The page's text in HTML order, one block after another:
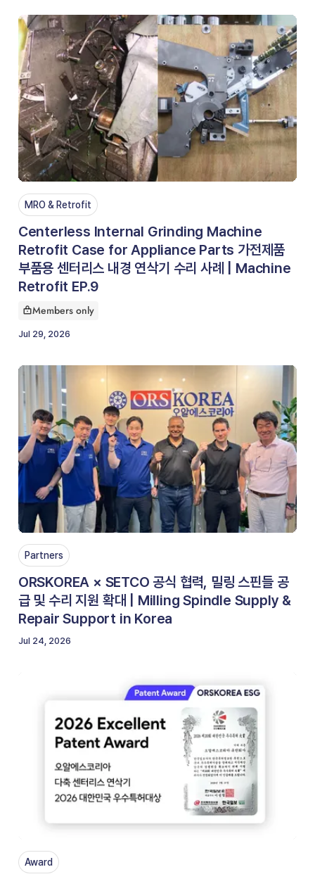
MRO & Retrofit
Centerless Internal Grinding Machine
Retrofit Case for Appliance Parts 가전제품
부품용 센터리스 내경 연삭기 수리 사례 | Machine
Retrofit EP.9
This article is for
Members only
Jul 29, 2026
Partners
ORSKOREA × SETCO 공식 협력, 밀링 스핀들 공
급 및 수리 지원 확대 | Milling Spindle Supply &
Repair Support in Korea
Jul 24, 2026
Award